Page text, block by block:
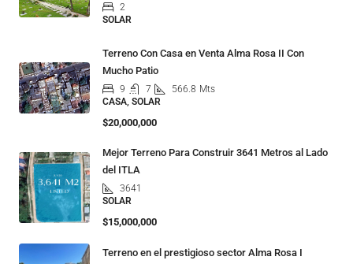
2
SOLAR
Terreno Con Casa en Venta Alma Rosa II Con
Mucho Patio
9 7 566.8 Mts
CASA, SOLAR
$20,000,000
Mejor Terreno Para Construir 3641 Metros al Lado
del ITLA
3641
SOLAR
$15,000,000
Terreno en el prestigioso sector Alma Rosa I